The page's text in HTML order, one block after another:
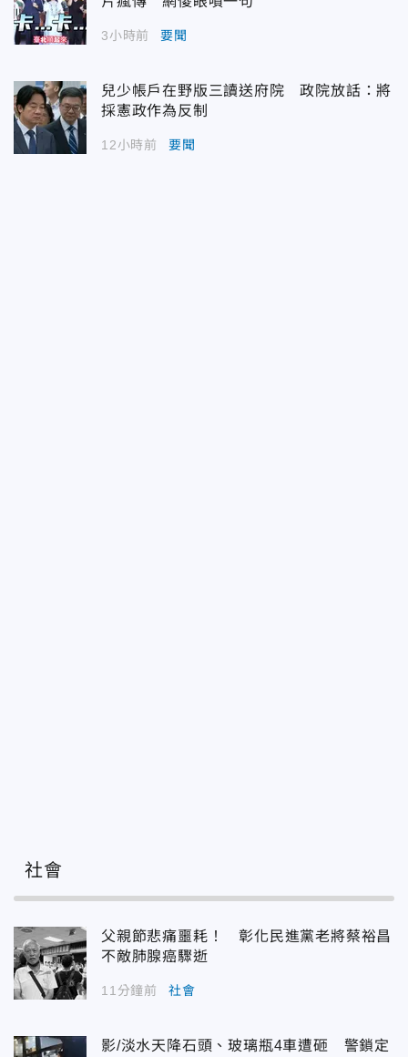
3小時前 要聞
兒少帳戶在野版三讀送府院 政院放話：將
採憲政作為反制
12小時前 要聞
社會
父親節悲痛噩耗！ 彰化民進黨老將蔡裕昌
不敵肺腺癌驟逝
11分鐘前 社會
影/淡水天降石頭、玻璃瓶4車遭砸 警鎖定